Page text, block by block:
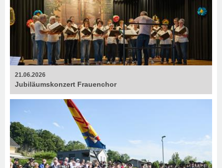
21.06.2026
Jubiläumskonzert Frauenchor